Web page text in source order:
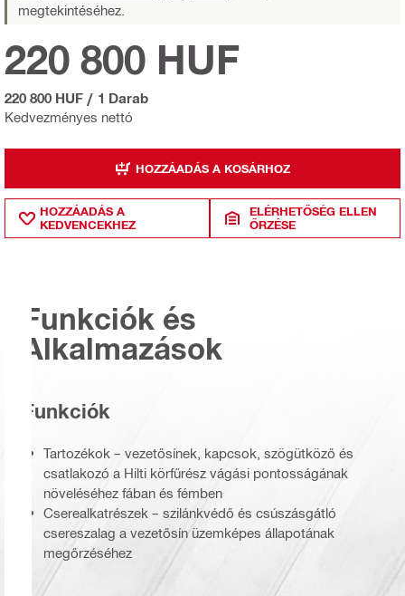
megtekintéséhez.
Kedvezményes nettó
220 800 HUF
220 800 HUF / 1 Darab
HOZZÁADÁS A KOSÁRHOZ
HOZZÁADÁS A
KEDVENCEKHEZ
ELÉRHETŐSÉG ELLEN
ŐRZÉSE
Funkciók és
Alkalmazások
Funkciók
Tartozékok – vezetősínek, kapcsok, szögütköző és
csatlakozó a Hilti körfűrész vágási pontosságának
növeléséhez fában és fémben
Cserealkatrészek – szilánkvédő és csúszásgátló
csereszalag a vezetősín üzemképes állapotának
megőrzéséhez